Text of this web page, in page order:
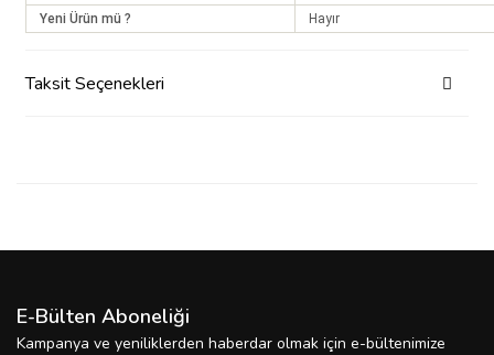
Yeni Ürün mü ?
Hayır
Taksit Seçenekleri
E-Bülten Aboneliği
Kampanya ve yeniliklerden haberdar olmak için e-bültenimize